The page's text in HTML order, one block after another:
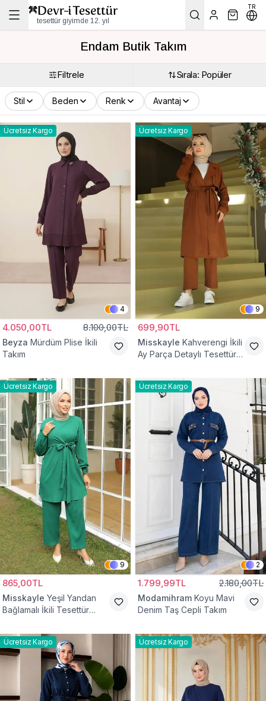
tesettür giyimde 12. yıl
TR
Endam Butik Takım
Filtrele Sırala: Popüler
Stil Beden Renk Avantaj
Ücretsiz Kargo
4
4.050,00TL 8.100,00TL
Beyza Mürdüm Plise İkili
Takım
Ücretsiz Kargo
9
699,90TL
Misskayle Kahverengi İkili
Ay Parça Detaylı Tesettür
Ücretsiz Kargo
9
865,00TL
Misskayle Yeşil Yandan
Bağlamalı İkili Tesettür
Ücretsiz Kargo
2
1.799,99TL 2.180,00TL
Modamihram Koyu Mavi
Denim Taş Cepli Takım
Ücretsiz Kargo Ücretsiz Kargo